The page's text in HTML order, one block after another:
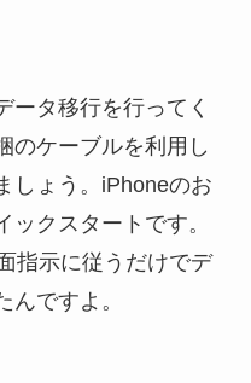
ータ移行を行ってく
のケーブルを利用し
しょう。iPhoneのお
クスタートです。
指示に従うだけでデ
ですよ。